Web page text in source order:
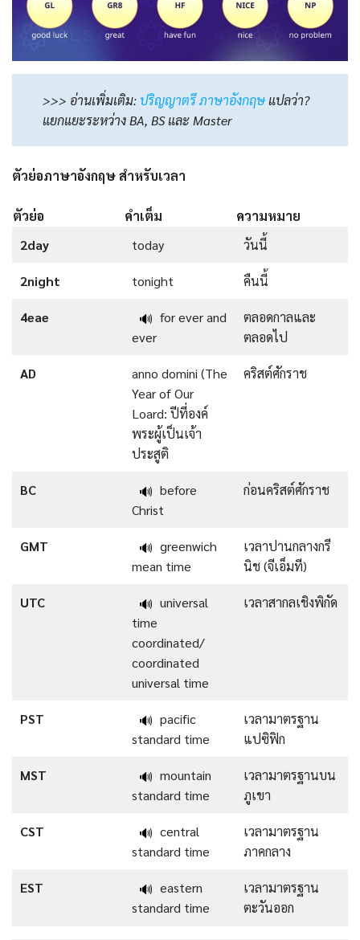
>>> อ่านเพิ่มเติม: ปริญญาตรี ภาษาอังกฤษแปลว่า?
แยกแยะระหว่าง BA, BS และ Master
ตัวย่อภาษาอังกฤษสำหรับเวลา
ตัวย่อ คำเต็ม
ความหมาย
2day
today วันนี้
2night tonight คืนนี้
4eae 🔊 for ever and
ever
ตลอดกาลและ
ตลอดไป
AD
anno domini (The
Year of Our
Loard: ปีที่องค์
พระผู้เป็นเจ้า
ประสูติ
คริสต์ศักราช
BC 🔊 before
Christ
ก่อนคริสต์ศักราช
GMT 🔊 greenwich
mean time
เวลาปานกลางกรี
นิช (จีเอ็มที)
UTC 🔊 universal
time
coordinated/
coordinated
universal time
เวลาสากลเชิงพิกัด
PST 🔊 pacific
standard time
เวลามาตรฐาน
แปซิฟิก
MST 🔊 mountain
standard time
เวลามาตรฐานบน
ภูเขา
CST 🔊 central
standard time
เวลามาตรฐาน
ภาคกลาง
EST 🔊 eastern
standard time
เวลามาตรฐาน
ตะวันออก